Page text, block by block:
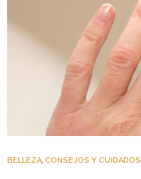
BELLEZA, CONSEJOS Y CUIDADOS